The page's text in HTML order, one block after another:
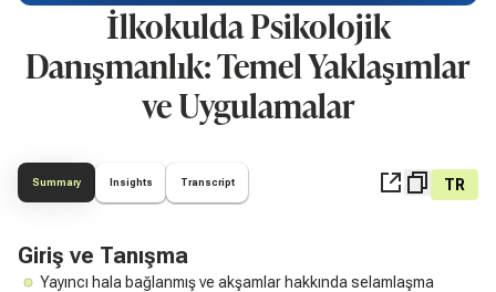
İlkokulda Psikolojik
Danışmanlık: Temel Yaklaşımlar
ve Uygulamalar
Summary Insights Transcript TR
Giriş ve Tanışma
Yayıncı hala bağlanmış ve akşamlar hakkında selamlaşma